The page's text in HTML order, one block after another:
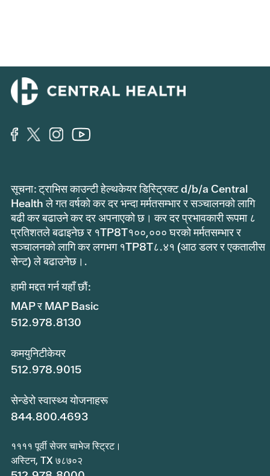
सूचना: ट्राभिस काउन्टी हेल्थकेयर डिस्ट्रिक्ट d/b/a Central
Health ले गत वर्षको कर दर भन्दा मर्मतसम्भार र सञ्चालनको लागि
बढी कर बढाउने कर दर अपनाएको छ। कर दर प्रभावकारी रूपमा ८
प्रतिशतले बढाइनेछ र १TP8T१००,००० घरको मर्मतसम्भार र
सञ्चालनको लागि कर लगभग १TP8T८.४१ (आठ डलर र एकतालीस
सेन्ट) ले बढाउनेछ।.
हामी मद्दत गर्न यहाँ छौं:
MAP र MAP Basic
512.978.8130
कमयुनिटीकेयर
512.978.9015
सेन्डेरो स्वास्थ्य योजनाहरू
844.800.4693
११११ पूर्वी सेजर चाभेज स्ट्रिट।
अस्टिन, TX ७८७०२